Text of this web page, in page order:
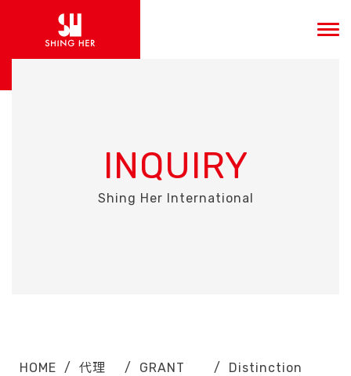
INQUIRY
Shing Her International
HOME /
代理
/
GRANT
/
Distinction